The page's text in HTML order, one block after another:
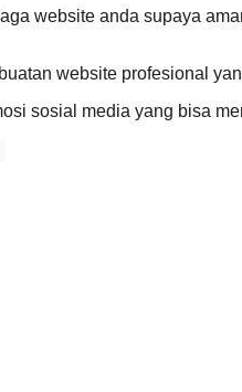
website anda supaya
website profesional
sosial media yang bisa